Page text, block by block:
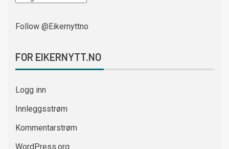
Follow @Eikernyttno
FOR EIKERNYTT.NO
Logg inn
Innleggsstrøm
Kommentarstrøm
WordPress.org